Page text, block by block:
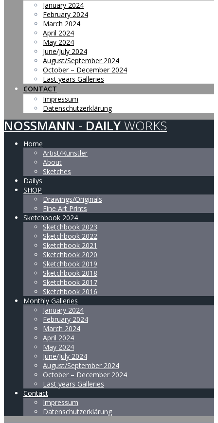
January 2024
February 2024
March 2024
April 2024
May 2024
June/July 2024
August/September 2024
October – December 2024
Last years Galleries
CONTACT
Impressum
Datenschutzerklärung
NOSSMANN - DAILY WORKS
Home
Artist/Künstler
About
Sketches
Dailys
SHOP
Drawings/Originals
Fine Art Prints
Sketchbook 2024
Sketchbook 2023
Sketchbook 2022
Sketchbook 2021
Sketchbook 2020
Sketchbook 2019
Sketchbook 2018
Sketchbook 2017
Sketchbook 2016
Monthly Galleries
January 2024
February 2024
March 2024
April 2024
May 2024
June/July 2024
August/September 2024
October – December 2024
Last years Galleries
Contact
Impressum
Datenschutzerklärung